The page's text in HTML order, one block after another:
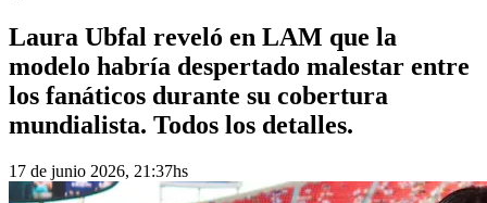
Laura Ubfal reveló en LAM que la
modelo habría despertado malestar entre
los fanáticos durante su cobertura
mundialista. Todos los detalles.
17 de junio 2026, 21:37hs